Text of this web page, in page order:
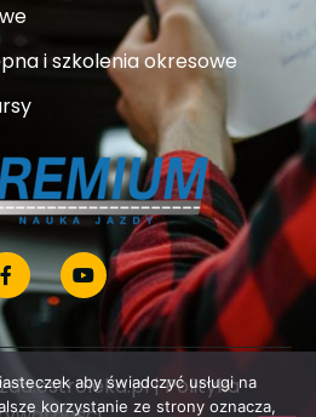
i szkolenia okresowe
|Polityka
aby świadczyć usługi na
korzystanie ze strony oznacza,